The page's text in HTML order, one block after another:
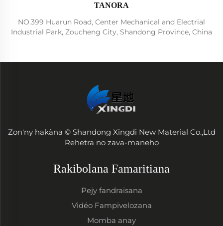
TANORA
NO.399 Huarun Road, Center Mechanical and Electrial
Industrial Park, Zoucheng City, Shandong Province, China
Zon'ny hakàna © Shandong Xingdi New Material Co.,Ltd
Rehetra no zava-maneho
Rakibolana Famaritiana
Pejy fandraisana
Vidéo Fampivelozana
Momba anay